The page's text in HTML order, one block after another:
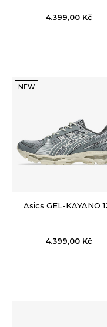
4.399,00 Kč
NEW
Asics GEL-KAYANO
4.399,00 Kč